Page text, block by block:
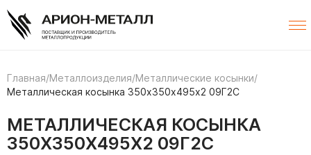
Главная/Металлоизделия/Металлические косынки/
Металлическая косынка 350х350х495х2 09Г2С
МЕТАЛЛИЧЕСКАЯ КОСЫНКА
350Х350Х495Х2 09Г2С